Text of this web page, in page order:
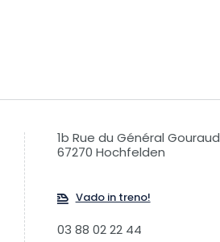
1b Rue du Général Gouraud
67270 Hochfelden
Vado in treno!
03 88 02 22 44